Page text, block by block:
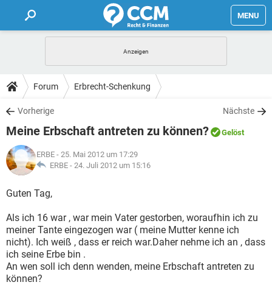
MENU
FORUM
TIPPS
Forum Erbrecht-Schenkung
Vorherige Nächste
Meine Erbschaft antreten zu können? Gelöst
ERBE - 25. Mai 2012 um 17:29
ERBE - 24. Juli 2012 um 15:16
Guten Tag,
Als ich 16 war , war mein Vater gestorben, woraufhin ich zu
meiner Tante eingezogen war ( meine Mutter kenne ich
nicht). Ich weiß , dass er reich war.Daher nehme ich an , dass
ich seine Erbe bin .
An wen soll ich denn wenden, meine Erbschaft antreten zu
können?